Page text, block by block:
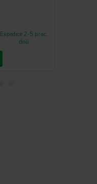
Expedice 2-5 prac.
dnů